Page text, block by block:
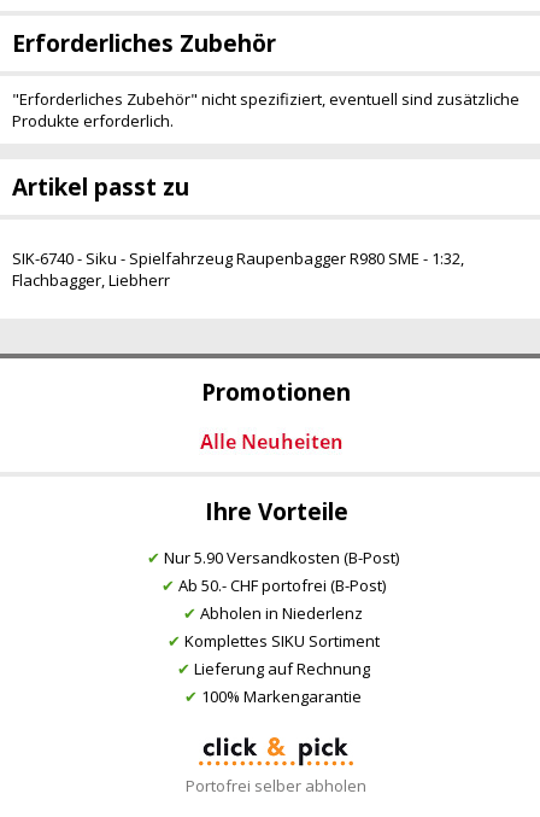
Promotionen
Ihre Vorteile
✔ Nur 5.90 Versandkosten (B-Post)
✔ Ab 50.- CHF portofrei (B-Post)
✔ Abholen in Niederlenz
✔ Komplettes SIKU Sortiment
✔ Lieferung auf Rechnung
✔ 100% Markengarantie
Portofrei selber abholen
Erforderliches Zubehör
"Erforderliches Zubehör" nicht spezifiziert, eventuell sind zusätzliche
Produkte erforderlich.
Artikel passt zu
SIK-6740 - Siku - Spielfahrzeug Raupenbagger R980 SME - 1:32,
Flachbagger, Liebherr